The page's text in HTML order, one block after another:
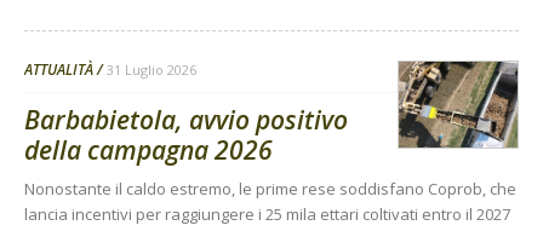
ATTUALITÀ 31 Luglio 2026
Barbabietola, avvio positivo
della campagna 2026
Nonostante il caldo estremo, le prime rese soddisfano Coprob, che
lancia incentivi per raggiungere i 25 mila ettari coltivati entro il 2027